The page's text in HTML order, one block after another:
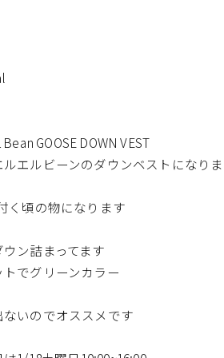
GOOSE DOWN VEST
エルビーンのダウンベストになり
く頃の物になります
ウン詰まってます
でグリーンカラー
いのでオススメです